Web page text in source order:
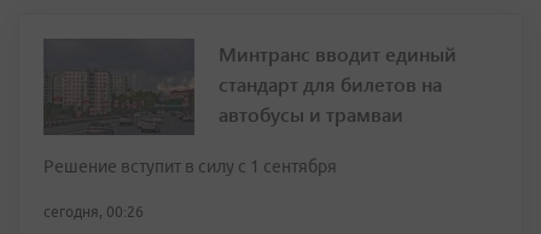
Минтранс вводит единый
стандарт для билетов на
автобусы и трамваи
Решение вступит в силу с 1 сентября
сегодня, 00:26